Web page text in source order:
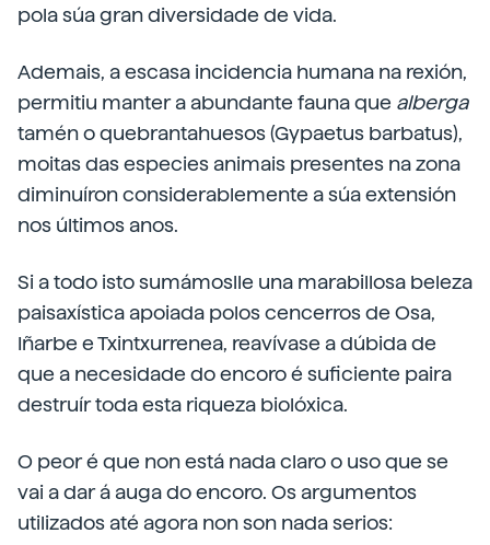
pola súa gran diversidade de vida.
Ademais, a escasa incidencia humana na rexión,
permitiu manter a abundante fauna que alberga
tamén o quebrantahuesos (Gypaetus barbatus),
moitas das especies animais presentes na zona
diminuíron considerablemente a súa extensión
nos últimos anos.
Si a todo isto sumámoslle una marabillosa beleza
paisaxística apoiada polos cencerros de Osa,
Iñarbe e Txintxurrenea, reavívase a dúbida de
que a necesidade do encoro é suficiente paira
destruír toda esta riqueza biolóxica.
O peor é que non está nada claro o uso que se
vai a dar á auga do encoro. Os argumentos
utilizados até agora non son nada serios: